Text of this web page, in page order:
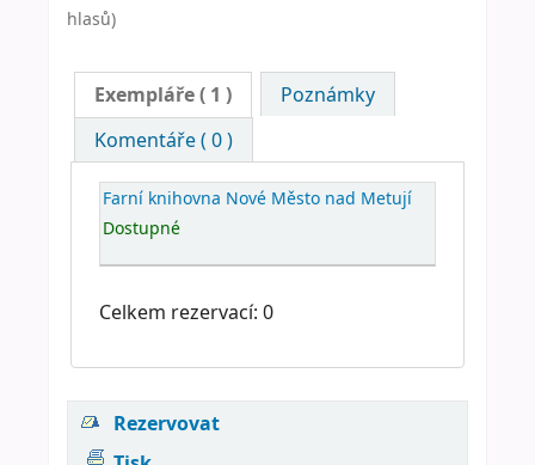
hlasů)
Exempláře( 1 )
Poznámky
Komentáře ( 0 )
Farní knihovna Nové Město nad Metují
Dostupné
Celkem rezervací: 0
Rezervovat